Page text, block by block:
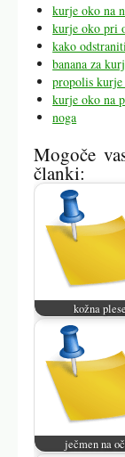
kurje oko na
kurje oko pri
kako
banana za
propolis
kurje oko na
noga
Mogoče
članki:
kožna
ječmen na